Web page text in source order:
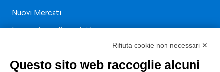
Nuovi Mercati
Innovazione di prodotto e processo
Data & BI
Rifiuta cookie non necessari ✕
Questo sito web raccoglie alcuni